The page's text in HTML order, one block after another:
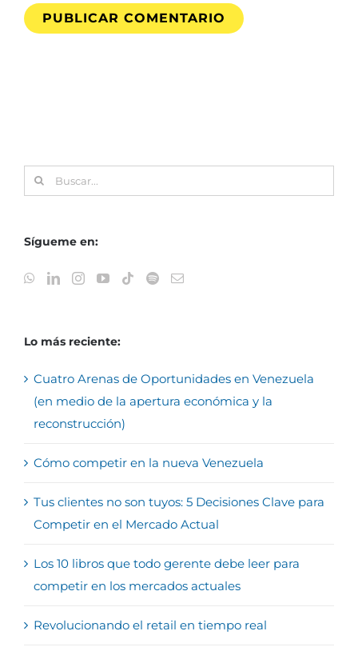
Buscar:
Sígueme en:
Lo más reciente:
Cuatro Arenas de Oportunidades en Venezuela
(en medio de la apertura económica y la
reconstrucción)
Cómo competir en la nueva Venezuela
Tus clientes no son tuyos: 5 Decisiones Clave para
Competir en el Mercado Actual
Los 10 libros que todo gerente debe leer para
competir en los mercados actuales
Revolucionando el retail en tiempo real